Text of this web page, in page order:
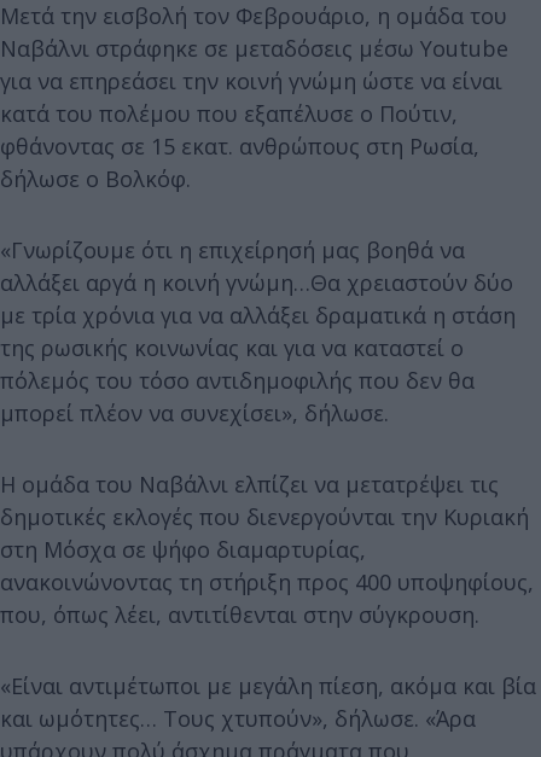
Μετά την εισβολή τον Φεβρουάριο, η ομάδα του
Ναβάλνι στράφηκε σε μεταδόσεις μέσω Youtube
για να επηρεάσει την κοινή γνώμη ώστε να είναι
κατά του πολέμου που εξαπέλυσε ο Πούτιν,
φθάνοντας σε 15 εκατ. ανθρώπους στη Ρωσία,
δήλωσε ο Βολκόφ.
«Γνωρίζουμε ότι η επιχείρησή μας βοηθά να
αλλάξει αργά η κοινή γνώμη…Θα χρειαστούν δύο
με τρία χρόνια για να αλλάξει δραματικά η στάση
της ρωσικής κοινωνίας και για να καταστεί ο
πόλεμός του τόσο αντιδημοφιλής που δεν θα
μπορεί πλέον να συνεχίσει», δήλωσε.
Η ομάδα του Ναβάλνι ελπίζει να μετατρέψει τις
δημοτικές εκλογές που διενεργούνται την Κυριακή
στη Μόσχα σε ψήφο διαμαρτυρίας,
ανακοινώνοντας τη στήριξη προς 400 υποψηφίους,
που, όπως λέει, αντιτίθενται στην σύγκρουση.
«Είναι αντιμέτωποι με μεγάλη πίεση, ακόμα και βία
και ωμότητες… Τους χτυπούν», δήλωσε. «Άρα
υπάρχουν πολύ άσχημα πράγματα που